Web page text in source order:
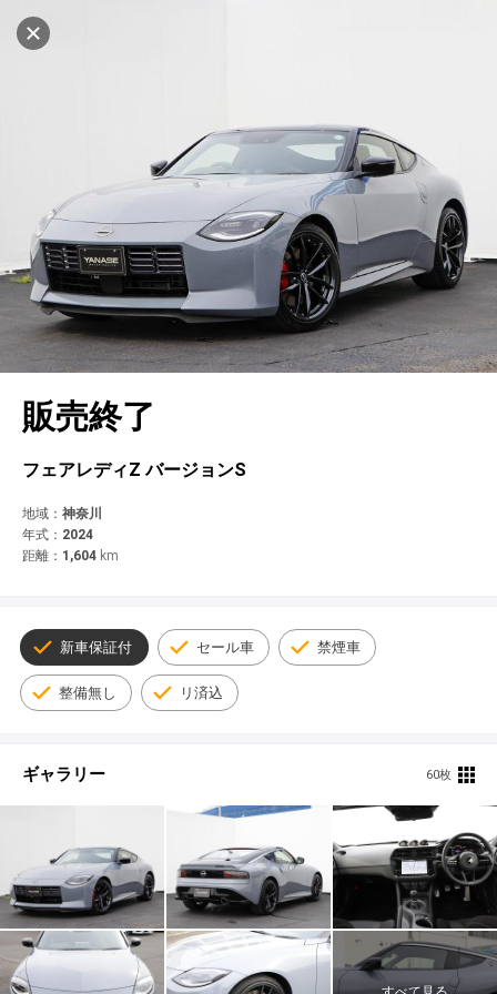
エリア別最新ニュース
品質と保証
ローン・リース
自動車保険
カタログ情報
マイアカウント
マイリスト
保存した検索条件
問合せ履歴
アカウントの確認・編集
アフターサービス
車検／定期点検
コーティング
タイヤ交換
ボディ修理
企業情報
企業概要
業績決算情報
プレスリリース
ヤナセの歴史
リンク
メルセデス・ベンツ認定中古車
BMW認定中古車
フォルクスワーゲン認定中古車
新車情報
プライバシーポリシー ソーシャルメディアポリシー
利用規約 会社概要
金融商品の勧誘方針
販売終了
フェアレディZ バージョンS
地域： 神奈川
年式： 2024
距離： 1,604 km
新車保証付 セール車 禁煙車
整備無し リ済込
ギャラリー 60枚
キャンセル
販売店情報
地図を見る
在庫一覧
キャンセル